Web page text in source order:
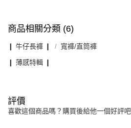
商品相關分類 (6)
❙ 牛仔長褲 ❙ 寬褲/直筒褲
❙ 薄感特輯 ❙
評價
喜歡這個商品嗎？購買後給他一個好評吧